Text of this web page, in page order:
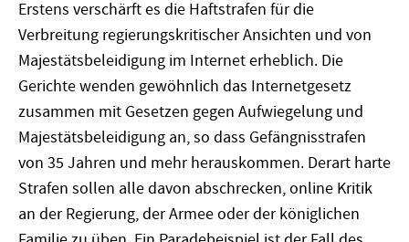
Erstens verschärft es die Haftstrafen für die
Verbreitung regierungskritischer Ansichten und von
Majestätsbeleidigung im Internet erheblich. Die
Gerichte wenden gewöhnlich das Internetgesetz
zusammen mit Gesetzen gegen Aufwiegelung und
Majestätsbeleidigung an, so dass Gefängnisstrafen
von 35 Jahren und mehr herauskommen. Derart harte
Strafen sollen alle davon abschrecken, online Kritik
an der Regierung, der Armee oder der königlichen